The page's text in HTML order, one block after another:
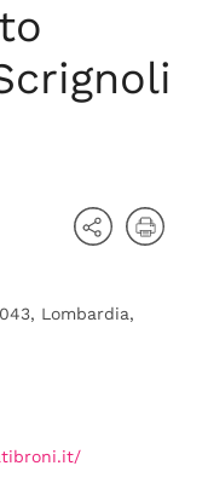
Lombardia,